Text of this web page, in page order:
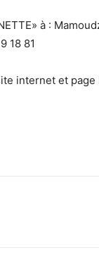
à :
18 81
internet et page